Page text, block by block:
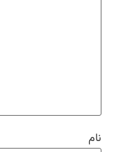
نام